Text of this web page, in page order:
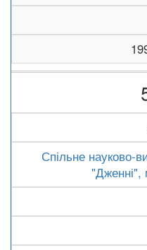
Спільне науково-
"Дженні",